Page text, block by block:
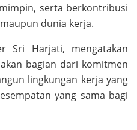
serta berkontribusi
dunia kerja.
Sri Harjati, mengatakan
bagian dari komitmen
lingkungan kerja yang
yang sama bagi